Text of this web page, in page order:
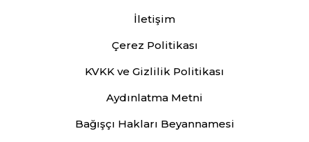
İletişim
Çerez Politikası
KVKK ve Gizlilik Politikası
Aydınlatma Metni
Bağışçı Hakları Beyannamesi